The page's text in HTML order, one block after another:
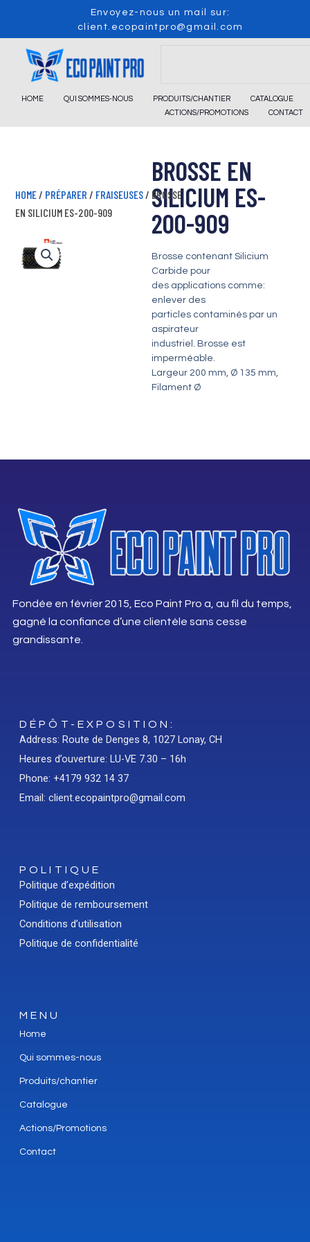
content
Envoyez-nous un mail sur:
client.ecopaintpro@gmail.com
HOME QUI SOMMES-NOUS PRODUITS/CHANTIER
CATALOGUE
ACTIONS/PROMOTIONS
CONTACT
BROSSE EN
SILICIUM ES-
200-909
Brosse contenant Silicium
Carbide pour
des applications comme:
enlever des
particles contaminés par un
aspirateur
industriel. Brosse est
imperméable.
Largeur 200 mm, Ø 135 mm,
Filament Ø
HOME / PRÉPARER / FRAISEUSES / BROSSE
EN SILICIUM ES-200-909
Fondée en février 2015, Eco Paint Pro a, au fil du temps,
gagné la confiance d’une clientèle sans cesse
grandissante.
DÉPÔT-EXPOSITION:
Address: Route de Denges 8, 1027 Lonay, CH
Heures d’ouverture: LU-VE 7.30 – 16h
Phone: +4179 932 14 37
Email: client.ecopaintpro@gmail.com
POLITIQUE
Politique d’expédition
Politique de remboursement
Conditions d’utilisation
Politique de confidentialité
MENU
Home
Qui sommes-nous
Produits/chantier
Catalogue
Actions/Promotions
Contact